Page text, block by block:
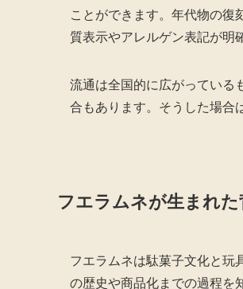
ことができます。年代物の復
質表示やアレルゲン表記が明
流通は全国的に広がっている
合もあります。そうした場合
フエラムネが生まれ
フエラムネは駄菓子文化と玩
の歴史や商品化までの過程を